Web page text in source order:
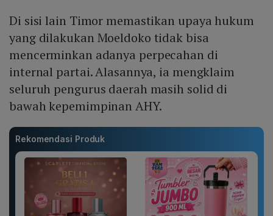
Di sisi lain Timor memastikan upaya hukum
yang dilakukan Moeldoko tidak bisa
mencerminkan adanya perpecahan di
internal partai. Alasannya, ia mengklaim
seluruh pengurus daerah masih solid di
bawah kepemimpinan AHY.
Rekomendasi Produk